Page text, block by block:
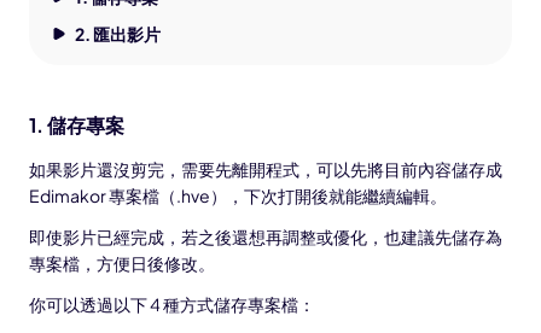
2. 匯出影片
1. 儲存專案
如果影片還沒剪完，需要先離開程式，可以先將目前內容儲存成
Edimakor 專案檔（.hve），下次打開後就能繼續編輯。
即使影片已經完成，若之後還想再調整或優化，也建議先儲存為
專案檔，方便日後修改。
你可以透過以下 4 種方式儲存專案檔：